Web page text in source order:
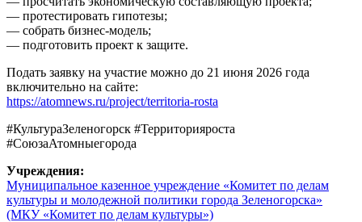
— протестировать гипотезы;
— собрать бизнес-модель;
— подготовить проект к защите.
Подать заявку на участие можно до 21 июня 2026 года
включительно на сайте:
https://atomnews.ru/project/territoria-rosta
#КультураЗеленогорск #Территорияроста
#СоюзаАтомныегорода
Учреждения:
Муниципальное казенное учреждение «Комитет по делам
культуры и молодежной политики города Зеленогорска»
(МКУ «Комитет по делам культуры»)